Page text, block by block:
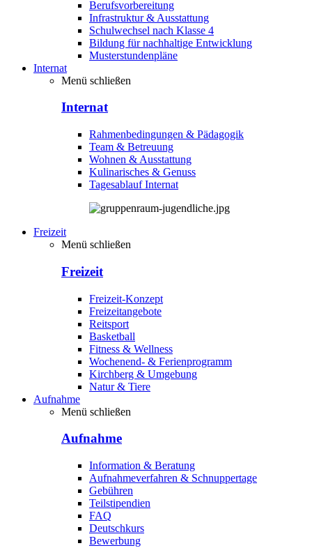
Berufsvorbereitung
Infrastruktur & Ausstattung
Schulwechsel nach Klasse 4
Bildung für nachhaltige Entwicklung
Musterstundenpläne
Internat
Menü schließen
Internat
Rahmenbedingungen & Pädagogik
Team & Betreuung
Wohnen & Ausstattung
Kulinarisches & Genuss
Tagesablauf Internat
Freizeit
Menü schließen
Freizeit
Freizeit-Konzept
Freizeitangebote
Reitsport
Basketball
Fitness & Wellness
Wochenend- & Ferienprogramm
Kirchberg & Umgebung
Natur & Tiere
Aufnahme
Menü schließen
Aufnahme
Information & Beratung
Aufnahmeverfahren & Schnuppertage
Gebühren
Teilstipendien
FAQ
Deutschkurs
Bewerbung